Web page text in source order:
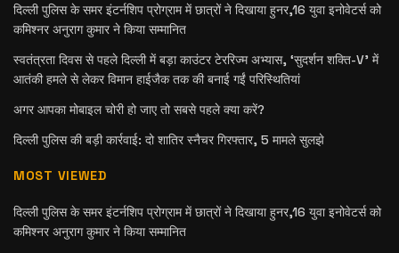
दिल्ली पुलिस के समर इंटर्नशिप प्रोग्राम में छात्रों ने दिखाया हुनर,16 युवा इनोवेटर्स को
कमिश्नर अनुराग कुमार ने किया सम्मानित
स्वतंत्रता दिवस से पहले दिल्ली में बड़ा काउंटर टेररिज्म अभ्यास, ‘सुदर्शन शक्ति-V’ में
आतंकी हमले से लेकर विमान हाईजैक तक की बनाई गईं परिस्थितियां
अगर आपका मोबाइल चोरी हो जाए तो सबसे पहले क्या करें?
दिल्ली पुलिस की बड़ी कार्रवाई: दो शातिर स्नैचर गिरफ्तार, 5 मामले सुलझे
MOST VIEWED
दिल्ली पुलिस के समर इंटर्नशिप प्रोग्राम में छात्रों ने दिखाया हुनर,16 युवा इनोवेटर्स को
कमिश्नर अनुराग कुमार ने किया सम्मानित